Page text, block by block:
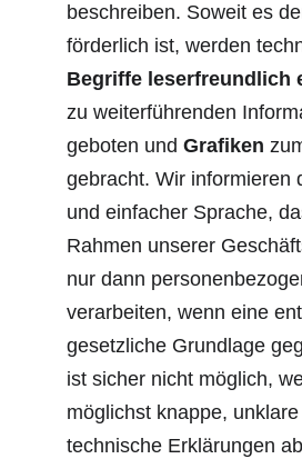
beschreiben. Soweit es
förderlich ist, werden
Begriffe leserfreundlich
zu weiterführenden
geboten und Grafiken
gebracht. Wir informieren
und einfacher Sprache,
Rahmen unserer
nur dann
verarbeiten, wenn eine
gesetzliche Grundlage
ist sicher nicht möglich,
möglichst knappe,
technische Erklärungen